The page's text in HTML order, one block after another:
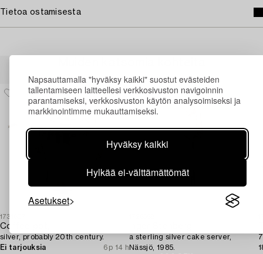
Napsauttamalla "hyväksy kaikki" suostut evästeiden
tallentamiseen laitteellesi verkkosivuston navigoinnin
parantamiseksi, verkkosivuston käytön analysoimiseksi ja
markkinointimme mukauttamiseksi.
Hyväksy kaikki
Hylkää ei-välttämättömät
Asetukset
Tietoa ostamisesta
1731607
Coffee pot,
silver, probably 20th century.
Ei tarjouksia
6p 14 h
a sterling silver cake server,
Nässjö, 1985.